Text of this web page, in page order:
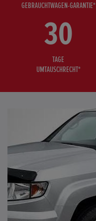
GEBRAUCHTWAGEN-GARANTIE*
30
TAGE
UMTAUSCHRECHT*